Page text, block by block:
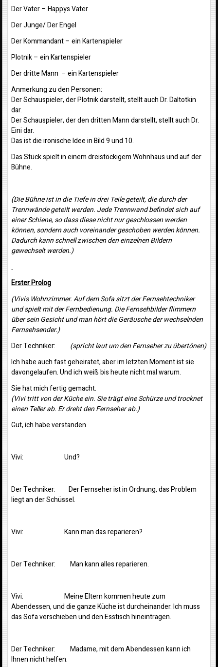
Der Vater – Happys Vater
Der Junge/ Der Engel
Der Kommandant – ein Kartenspieler
Plotnik – ein Kartenspieler
Der dritte Mann – ein Kartenspieler
Anmerkung zu den Personen:
Der Schauspieler, der Plotnik darstellt, stellt auch Dr. Daltotkin
dar.
Der Schauspieler, der den dritten Mann darstellt, stellt auch Dr.
Eini dar.
Das ist die ironische Idee in Bild 9 und 10.
Das Stück spielt in einem dreistöckigem Wohnhaus und auf der
Bühne.
(Die Bühne ist in die Tiefe in drei Teile geteilt, die durch der
Trennwände geteilt werden. Jede Trennwand befindet sich auf
einer Schiene, so dass diese nicht nur geschlossen werden
können, sondern auch voreinander geschoben werden können.
Dadurch kann schnell zwischen den einzelnen Bildern
gewechselt werden.)
Erster Prolog
(Vivis Wohnzimmer. Auf dem Sofa sitzt der Fernsehtechniker
und spielt mit der Fernbedienung. Die Fernsehbilder flimmern
über sein Gesicht und man hört die Geräusche der wechselnden
Fernsehsender.)
Der Techniker: (spricht laut um den Fernseher zu übertönen)
Ich habe auch fast geheiratet, aber im letzten Moment ist sie
davongelaufen. Und ich weiß bis heute nicht mal warum.
Sie hat mich fertig gemacht.
(Vivi tritt von der Küche ein. Sie trägt eine Schürze und trocknet
einen Teller ab. Er dreht den Fernseher ab.)
Gut, ich habe verstanden.
Vivi: Und?
Der Techniker: Der Fernseher ist in Ordnung, das Problem
liegt an der Schüssel.
Vivi: Kann man das reparieren?
Der Techniker: Man kann alles reparieren.
Vivi: Meine Eltern kommen heute zum
Abendessen, und die ganze Küche ist durcheinander. Ich muss
das Sofa verschieben und den Esstisch hineintragen.
Der Techniker: Madame, mit dem Abendessen kann ich
Ihnen nicht helfen.